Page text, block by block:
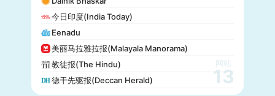
政治报(Politiken)
24 Chasa
Fakti
今日印度(India Today)
Eenadu
美丽马拉雅拉报(Malayala Manorama)
教徒报(The Hindu)
德干先驱报(Deccan Herald)
网站
13